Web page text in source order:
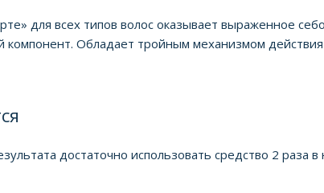
для всех типов волос оказывает выраженное
компонент. Обладает тройным механизмом
достаточно использовать средство 2